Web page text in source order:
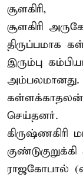
சூளகிரி,
சூளகிரி
திருப்பமாக
இரும்பு
செய்தனர்.
கிருஷ்ணகிரி
ராஜகோபால்